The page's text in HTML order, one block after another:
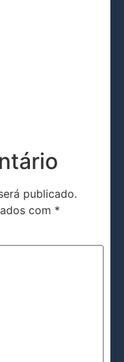
publicado.
com *